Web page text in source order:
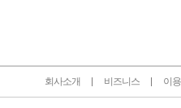
회사소개 비즈니스 이